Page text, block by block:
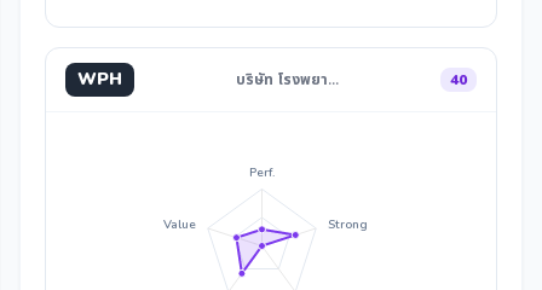
WPH บริษัท โรงพยา… 40
Perf.
Strong
Value